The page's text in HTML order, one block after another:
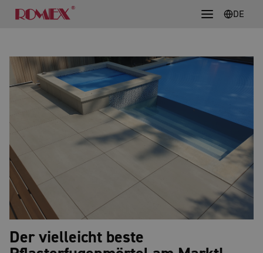
DE
Der vielleicht beste